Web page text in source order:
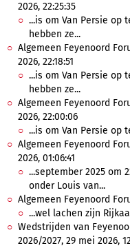
2026, 22:25:35
...is om Van Persie op
hebben ze...
Algemeen Feyenoord
2026, 22:18:51
...is om Van Persie op
hebben ze...
Algemeen Feyenoord
2026, 22:00:06
...is om Van Persie op
Algemeen Feyenoord
2026, 01:06:41
...september 2025 om
onder Louis van...
Algemeen Feyenoord
...wel lachen zijn
Wedstrijden van
2026/2027, 29 mei 2026,